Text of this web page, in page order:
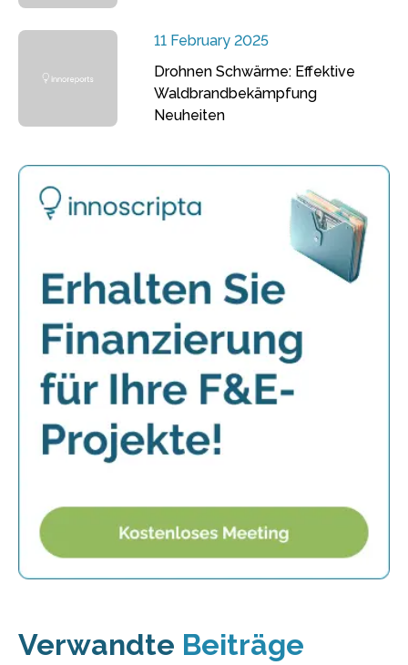
11 February 2025
Drohnen Schwärme: Effektive
Waldbrandbekämpfung
Neuheiten
Verwandte Beiträge